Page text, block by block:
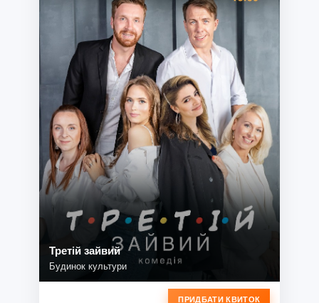
Третій зайвий
Будинок культури
ПРИДБАТИ КВИТОК